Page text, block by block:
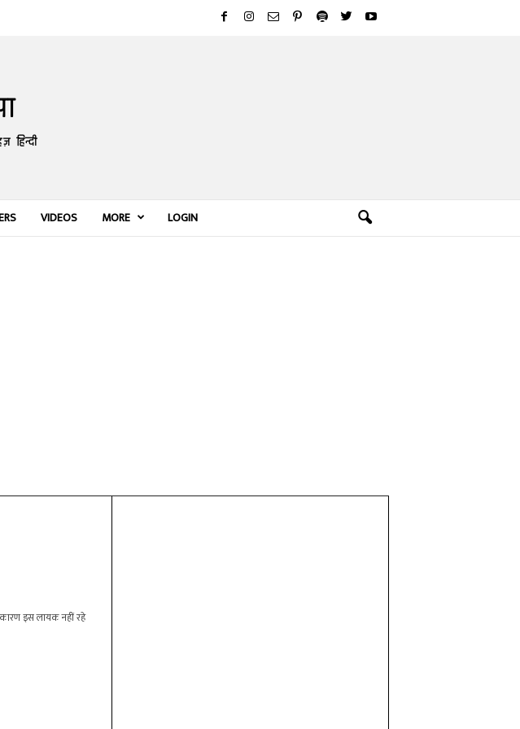
हिन्दी
VIDEOS MORE LOGIN
इस लायक नहीं रहे